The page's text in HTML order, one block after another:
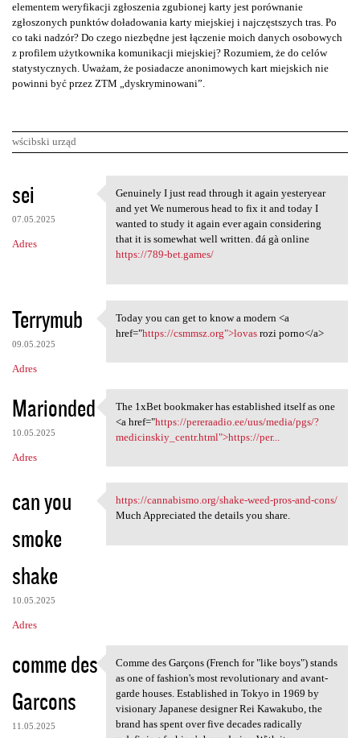
elementem weryfikacji zgłoszenia zgubionej karty jest porównanie
zgłoszonych punktów doładowania karty miejskiej i najczęstszych tras. Po
co taki nadzór? Do czego niezbędne jest łączenie moich danych osobowych
z profilem użytkownika komunikacji miejskiej? Rozumiem, że do celów
statystycznych. Uważam, że posiadacze anonimowych kart miejskich nie
powinni być przez ZTM „dyskryminowani”.
wścibski urząd
K
o
m
e
a
r
z
sei
07.05.2025
Adres
Genuinely I just read through
Genuinely I just read through it again yesteryear
and yet We numerous head to fix it and today I
wanted to study it again ever again considering
that it is somewhat well written. đá gà online
https://789-bet.games/
Terrymub
09.05.2025
Adres
Today you can get to know a
Today you can get to know a modern <a
href="https://csmmsz.org">lovasrozi porno</a>
Marionded
10.05.2025
Adres
The 1xBet bookmaker has
The 1xBet bookmaker has established itself as one
<a href="https://pereraadio.ee/uus/media/pgs/?
medicinskiy_centr.html">https://per...
can you
smoke
shake
10.05.2025
Adres
https://cannabismo.org/shake
https://cannabismo.org/shake-weed-pros-and-cons/
Much Appreciated the details you share.
comme des
Garcons
11.05.2025
Comme des Garçons (French for
Comme des Garçons (French for "like boys") stands
as one of fashion's most revolutionary and avant-
garde houses. Established in Tokyo in 1969 by
visionary Japanese designer Rei Kawakubo, the
brand has spent over five decades radically